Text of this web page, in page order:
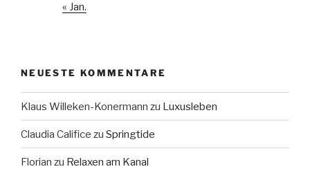
« Jan.
NEUESTE KOMMENTARE
Klaus Willeken-Konermann zu Luxusleben
Claudia Califice zu Springtide
Florian zu Relaxen am Kanal